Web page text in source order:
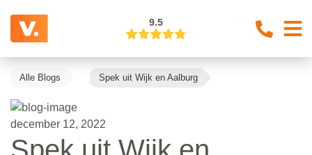
9.5
Alle Blogs Spek uit Wijk en Aalburg
december 12, 2022